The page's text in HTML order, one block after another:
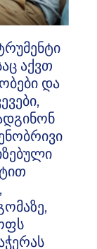
აქვთ
და